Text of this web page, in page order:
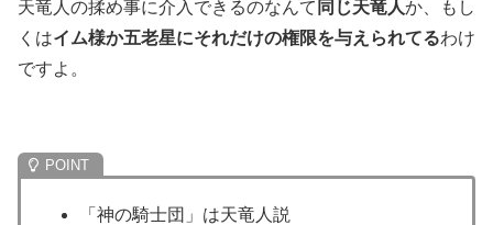
天竜人の揉め事に介入できるのなんて 同じ天竜人か、もし
くはイム様か五老星にそれだけの権限を与えられてるわけ
ですよ。
「神の騎士団」は天竜人説